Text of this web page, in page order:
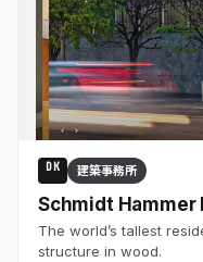
DK 建築事務所
Schmidt Hammer
The world’s tallest
structure in wood.